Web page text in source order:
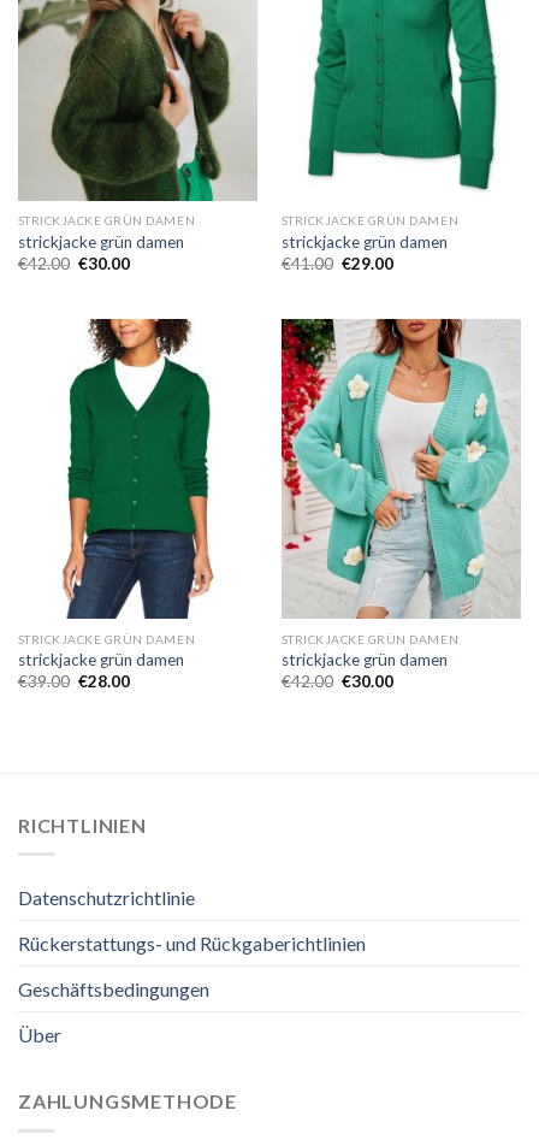
STRICKJACKE GRÜN DAMEN
strickjacke grün damen
€42.00 €30.00
STRICKJACKE GRÜN DAMEN
strickjacke grün damen
€41.00 €29.00
STRICKJACKE GRÜN DAMEN
strickjacke grün damen
€39.00 €28.00
STRICKJACKE GRÜN DAMEN
strickjacke grün damen
€42.00 €30.00
RICHTLINIEN
Datenschutzrichtlinie
Rückerstattungs- und Rückgaberichtlinien
Geschäftsbedingungen
Über
ZAHLUNGSMETHODE